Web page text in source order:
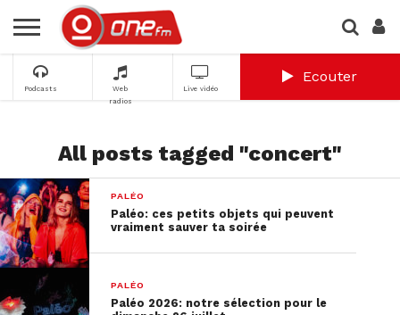
Podcasts
Web
radios
Live vidéo
Ecouter
All posts tagged "concert"
PALÉO
Paléo: ces petits objets qui peuvent
vraiment sauver ta soirée
PALÉO
Paléo 2026: notre sélection pour le